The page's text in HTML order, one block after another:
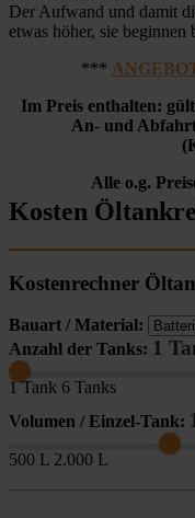
Der Aufwand und damit
etwas höher, sie beginnen
***
Im Preis enthalten:
An- und
Alle o.g.
Kosten
Kostenrechner
Bauart / Material:
Anzahl der Tanks: 1
1 Tank 6 Tanks
Volumen / Einzel-Tank:
500 L 2.000 L